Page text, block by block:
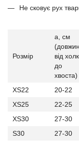
Не сковує рух
Розмір
a, см
від
до
хвоста)
XS22 20-22
XS25
22-25
XS30
27-30
S30
27-30